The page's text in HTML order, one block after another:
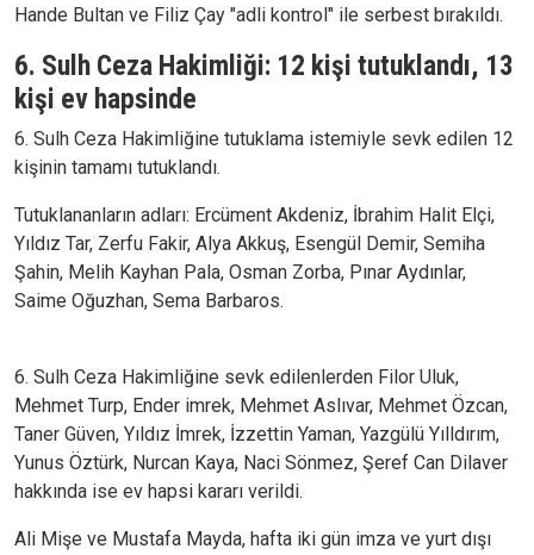
Hande Bultan ve Filiz Çay "adli kontrol" ile serbest bırakıldı.
6. Sulh Ceza Hakimliği: 12 kişi tutuklandı, 13
kişi ev hapsinde
6. Sulh Ceza Hakimliğine tutuklama istemiyle sevk edilen 12
kişinin tamamı tutuklandı.
Tutuklananların adları: Ercüment Akdeniz, İbrahim Halit Elçi,
Yıldız Tar, Zerfu Fakir, Alya Akkuş, Esengül Demir, Semiha
Şahin, Melih Kayhan Pala, Osman Zorba, Pınar Aydınlar,
Saime Oğuzhan, Sema Barbaros.
6. Sulh Ceza Hakimliğine sevk edilenlerden Filor Uluk,
Mehmet Turp, Ender imrek, Mehmet Aslıvar, Mehmet Özcan,
Taner Güven, Yıldız İmrek, İzzettin Yaman, Yazgülü Yılldırım,
Yunus Öztürk, Nurcan Kaya, Naci Sönmez, Şeref Can Dilaver
hakkında ise ev hapsi kararı verildi.
Ali Mişe ve Mustafa Mayda, hafta iki gün imza ve yurt dışı